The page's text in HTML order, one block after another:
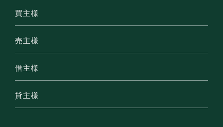
買主様
売主様
借主様
貸主様